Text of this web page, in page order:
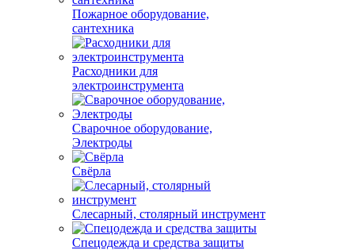
Пожарное оборудование,
сантехника
Расходники для
электроинструмента
Сварочное оборудование,
Электроды
Свёрла
Слесарный, столярный инструмент
Спецодежда и средства защиты